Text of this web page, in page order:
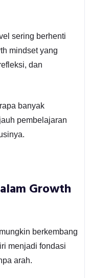
sering berhenti
mindset yang
dan
banyak
pembelajaran
Growth
berkembang
menjadi fondasi
arah.